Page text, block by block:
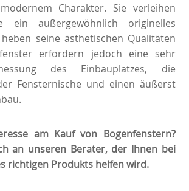
Charakter. Sie verleihen
ein außergewöhnlich originelles
seine ästhetischen Qualitäten
erfordern jedoch eine sehr
des Einbauplatzes, die
Fensternische und einen äußerst
am Kauf von Bogenfenstern?
an unseren Berater, der Ihnen bei
richtigen Produkts helfen wird.